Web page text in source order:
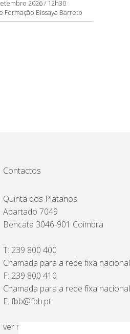
2026 / 12h30
Formação Bissaya Barreto
Contactos
Quinta dos Plátanos
Apartado 7049
Bencata 3046-901 Coimbra
T: 239 800 400
Chamada para a rede fixa nacional
F: 239 800 410
Chamada para a rede fixa nacional
E:fbb@fbb.pt
ver mapa